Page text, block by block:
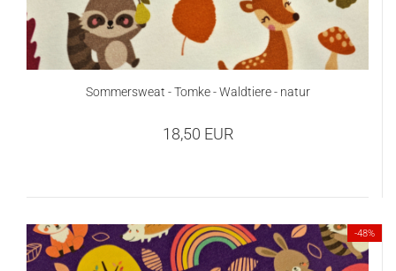
Sommersweat - Tomke - Waldtiere - natur
18,50 EUR
-48%